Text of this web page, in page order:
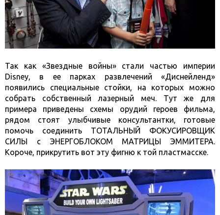
Так как «Звездные войны» стали частью империи
Disney, в ее парках развлечений «Диснейленд»
появились специальные стойки, на которых можно
собрать собственный лазерный меч. Тут же для
примера приведены схемы орудий героев фильма,
рядом стоят улыбчивые консультантки, готовые
помочь соединить ТОТАЛЬНЫЙ ФОКУСИРОВЩИК
СИЛЫ с ЭНЕРГОБЛОКОМ МАТРИЦЫ ЭММИТЕРА.
Короче, прикрутить вот эту фигню к той пластмасске.